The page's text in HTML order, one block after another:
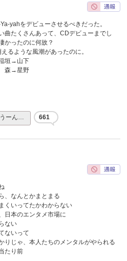
yahをデビューさせるべきだった。
曲たくさんあって、CDデビューまでし
かったのに何故？
るような風潮があったのに。
垣→山下
森→星野
うーん… 661
、なんとかまとまる
くいってたかわからない
日本のエンタメ市場に
ない
ないって
りじゃ、本人たちのメンタルがやられる
たり前